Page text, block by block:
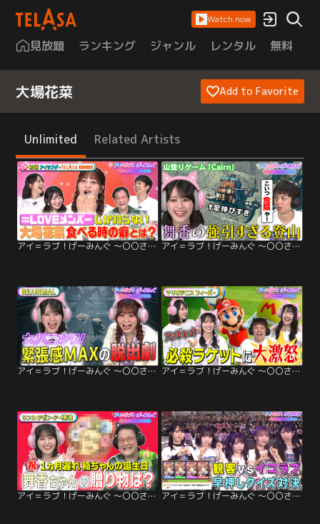
Watch now
見放題 ランキング ジャンル レンタル 無料
大場花菜 Add to Favorite
Unlimited Related Artists
アイ＝ラブ！げーみんぐ ～〇〇さんがオンラインになりました～ アイ＝ラブ！大場花菜 アイ＝ラブ！げーみんぐ ～〇〇さんがオンラインになりました～ 「Cairn」でアイ＝ラブ！げーみんぐ！！（2026/03/28放送分）
アイ＝ラブ！げーみんぐ ～〇〇さんがオンラインになりました～ 「REANIMAL」でアイ＝ラブ！げーみんぐ！！（2026/03/21放送分） アイ＝ラブ！げーみんぐ ～〇〇さんがオンラインになりました～ 「マリオテニス フィーバー」でアイ＝ラブ！げーみんぐ！！（2026/03/07放送分）
アイ＝ラブ！げーみんぐ ～〇〇さんがオンラインになりました～ 「ワンス・アポン・ア・塊魂」でアイ＝ラブ！げーみんぐ！！（2026/01/31放送分） アイ＝ラブ！げーみんぐ ～〇〇さんがオンラインになりました～ 【サマフェス公開収録2025】第二弾は「メテオアリーナ・スターズ」「みんなで早押しクイズ」でアイ＝ラブ！げーみんぐ！！